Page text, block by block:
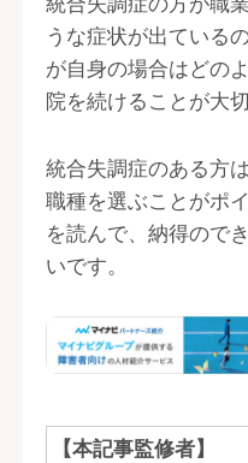
うな症状が出ている
が自身の場合はどの
院を続けることが大切
統合失調症のある方
職種を選ぶことがポ
を読んで、納得ので
いです。
【本記事監修者】